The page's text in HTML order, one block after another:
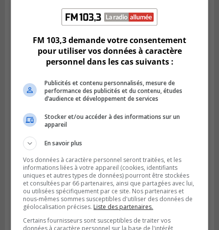
Publié le 14 juillet 2026 à 04h58
L’ÉNA de Saint-Hubert pourrait vivre une
forte croissance
BOUCHERVILLE
Publié le 13 juillet 2026 à 10h43
Boucherville et le CSSP discutent d’une
Planification scolaire
FM 103,3 demande votre consentement
pour utiliser vos données à caractère
personnel dans les cas suivants :
Publicités et contenu personnalisés, mesure de
performance des publicités et du contenu, études
d’audience et développement de services
Stocker et/ou accéder à des informations sur un
appareil
En savoir plus
Vos données à caractère personnel seront traitées, et les
informations liées à votre appareil (cookies, identifiants
uniques et autres types de données) pourront être stockées
et consultées par 66 partenaires, ainsi que partagées avec lui,
ou utilisées spécifiquement par ce site. Nos partenaires et
nous-mêmes sommes susceptibles d'utiliser des données de
géolocalisation précises. Liste des partenaires.
Certains fournisseurs sont susceptibles de traiter vos
données à caractère personnel sur la base de l'intérêt